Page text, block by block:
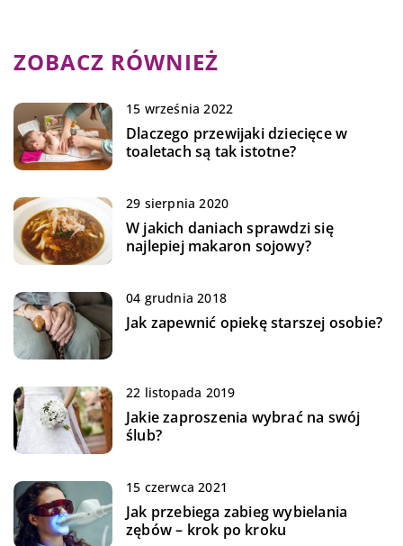
ZOBACZ RÓWNIEŻ
15 września 2022
Dlaczego przewijaki dziecięce w
toaletach są tak istotne?
29 sierpnia 2020
W jakich daniach sprawdzi się
najlepiej makaron sojowy?
04 grudnia 2018
Jak zapewnić opiekę starszej osobie?
22 listopada 2019
Jakie zaproszenia wybrać na swój
ślub?
15 czerwca 2021
Jak przebiega zabieg wybielania
zębów – krok po kroku